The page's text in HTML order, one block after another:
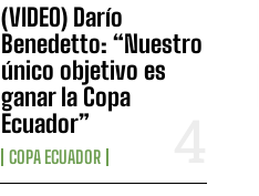
(VIDEO) Darío
Benedetto: “Nuestro
único objetivo es
ganar la Copa
Ecuador”
COPA ECUADOR